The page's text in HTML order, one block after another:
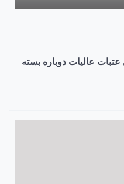
عالیات دوباره بسته